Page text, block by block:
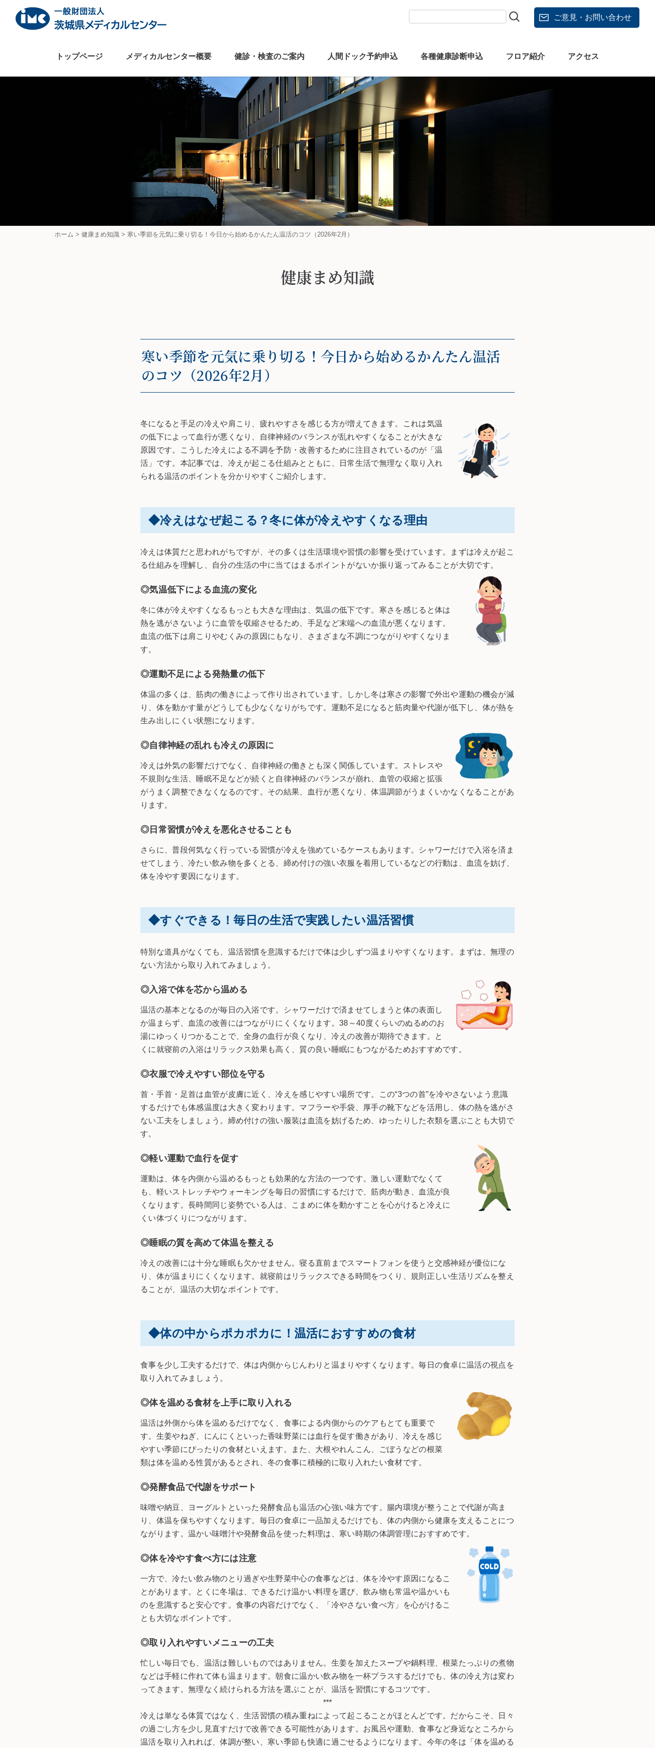
content
ご意見・お問い合わせ
トップページ メディカルセンター概要 健診・検査のご案内 人間ドック予約申込 各種健康診断申込 フロア紹介 アクセス
ホーム > 健康まめ知識 > 寒い季節を元気に乗り切る！今日から始めるかんたん温活のコツ（2026年2月）
健康まめ知識
寒い季節を元気に乗り切る！今日から始めるかんたん温活
のコツ（2026年2月）
冬になると手足の冷えや肩こり、疲れやすさを感じる方が増えてきます。これは気温
の低下によって血行が悪くなり、自律神経のバランスが乱れやすくなることが大きな
原因です。こうした冷えによる不調を予防・改善するために注目されているのが「温
活」です。本記事では、冷えが起こる仕組みとともに、日常生活で無理なく取り入れ
られる温活のポイントを分かりやすくご紹介します。
◆冷えはなぜ起こる？冬に体が冷えやすくなる理由
冷えは体質だと思われがちですが、その多くは生活環境や習慣の影響を受けています。まずは冷えが起こ
る仕組みを理解し、自分の生活の中に当てはまるポイントがないか振り返ってみることが大切です。
◎気温低下による血流の変化
冬に体が冷えやすくなるもっとも大きな理由は、気温の低下です。寒さを感じると体は
熱を逃がさないように血管を収縮させるため、手足など末端への血流が悪くなります。
血流の低下は肩こりやむくみの原因にもなり、さまざまな不調につながりやすくなりま
す。
◎運動不足による発熱量の低下
体温の多くは、筋肉の働きによって作り出されています。しかし冬は寒さの影響で外出や運動の機会が減
り、体を動かす量がどうしても少なくなりがちです。運動不足になると筋肉量や代謝が低下し、体が熱を
生み出しにくい状態になります。
◎自律神経の乱れも冷えの原因に
冷えは外気の影響だけでなく、自律神経の働きとも深く関係しています。ストレスや
不規則な生活、睡眠不足などが続くと自律神経のバランスが崩れ、血管の収縮と拡張
がうまく調整できなくなるのです。その結果、血行が悪くなり、体温調節がうまくいかなくなることがあ
ります。
◎日常習慣が冷えを悪化させることも
さらに、普段何気なく行っている習慣が冷えを強めているケースもあります。シャワーだけで入浴を済ま
せてしまう、冷たい飲み物を多くとる、締め付けの強い衣服を着用しているなどの行動は、血流を妨げ、
体を冷やす要因になります。
◆すぐできる！毎日の生活で実践したい温活習慣
特別な道具がなくても、温活習慣を意識するだけで体は少しずつ温まりやすくなります。まずは、無理の
ない方法から取り入れてみましょう。
◎入浴で体を芯から温める
温活の基本となるのが毎日の入浴です。シャワーだけで済ませてしまうと体の表面し
か温まらず、血流の改善にはつながりにくくなります。38～40度くらいのぬるめのお
湯にゆっくりつかることで、全身の血行が良くなり、冷えの改善が期待できます。と
くに就寝前の入浴はリラックス効果も高く、質の良い睡眠にもつながるためおすすめです。
◎衣服で冷えやすい部位を守る
首・手首・足首は血管が皮膚に近く、冷えを感じやすい場所です。この“3つの首”を冷やさないよう意識
するだけでも体感温度は大きく変わります。マフラーや手袋、厚手の靴下などを活用し、体の熱を逃がさ
ない工夫をしましょう。締め付けの強い服装は血流を妨げるため、ゆったりした衣類を選ぶことも大切で
す。
◎軽い運動で血行を促す
運動は、体を内側から温めるもっとも効果的な方法の一つです。激しい運動でなくて
も、軽いストレッチやウォーキングを毎日の習慣にするだけで、筋肉が動き、血流が良
くなります。長時間同じ姿勢でいる人は、こまめに体を動かすことを心がけると冷えに
くい体づくりにつながります。
◎睡眠の質を高めて体温を整える
冷えの改善には十分な睡眠も欠かせません。寝る直前までスマートフォンを使うと交感神経が優位にな
り、体が温まりにくくなります。就寝前はリラックスできる時間をつくり、規則正しい生活リズムを整え
ることが、温活の大切なポイントです。
◆体の中からポカポカに！温活におすすめの食材
食事を少し工夫するだけで、体は内側からじんわりと温まりやすくなります。毎日の食卓に温活の視点を
取り入れてみましょう。
◎体を温める食材を上手に取り入れる
温活は外側から体を温めるだけでなく、食事による内側からのケアもとても重要で
す。生姜やねぎ、にんにくといった香味野菜には血行を促す働きがあり、冷えを感じ
やすい季節にぴったりの食材といえます。また、大根やれんこん、ごぼうなどの根菜
類は体を温める性質があるとされ、冬の食事に積極的に取り入れたい食材です。
◎発酵食品で代謝をサポート
味噌や納豆、ヨーグルトといった発酵食品も温活の心強い味方です。腸内環境が整うことで代謝が高ま
り、体温を保ちやすくなります。毎日の食卓に一品加えるだけでも、体の内側から健康を支えることにつ
ながります。温かい味噌汁や発酵食品を使った料理は、寒い時期の体調管理におすすめです。
◎体を冷やす食べ方には注意
一方で、冷たい飲み物のとり過ぎや生野菜中心の食事などは、体を冷やす原因になるこ
とがあります。とくに冬場は、できるだけ温かい料理を選び、飲み物も常温や温かいも
のを意識すると安心です。食事の内容だけでなく、「冷やさない食べ方」を心がけるこ
とも大切なポイントです。
◎取り入れやすいメニューの工夫
忙しい毎日でも、温活は難しいものではありません。生姜を加えたスープや鍋料理、根菜たっぷりの煮物
などは手軽に作れて体も温まります。朝食に温かい飲み物を一杯プラスするだけでも、体の冷え方は変わ
ってきます。無理なく続けられる方法を選ぶことが、温活を習慣にするコツです。
***
冷えは単なる体質ではなく、生活習慣の積み重ねによって起こることがほとんどです。だからこそ、日々
の過ごし方を少し見直すだけで改善できる可能性があります。お風呂や運動、食事など身近なところから
温活を取り入れれば、体調が整い、寒い季節も快適に過ごせるようになります。今年の冬は「体を温める